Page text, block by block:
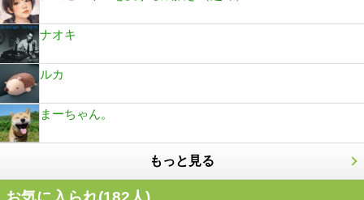
ナオキ
ルカ
まーちゃん。
もっと見る